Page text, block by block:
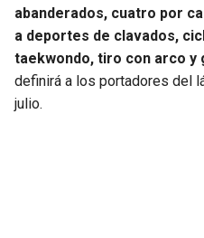
abanderados, cuatro por
a deportes de clavados,
taekwondo, tiro con arco y
definirá a los portadores del
julio.